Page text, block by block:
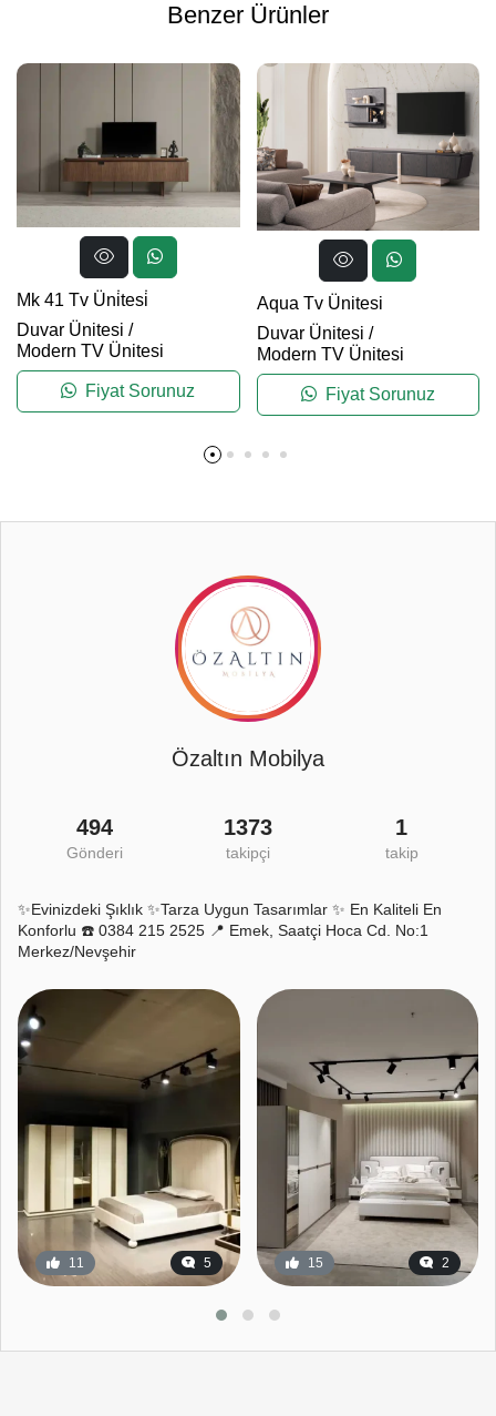
Benzer Ürünler
Mk 41 Tv Üni̇tesi̇
Duvar Ünitesi /
Modern TV Ünitesi
Fiyat Sorunuz
Aqua Tv Ünitesi
Duvar Ünitesi /
Modern TV Ünitesi
Fiyat Sorunuz
Özaltın Mobilya
494
Gönderi
1373
takipçi
1
takip
✨Evinizdeki Şıklık ✨Tarza Uygun Tasarımlar ✨ En Kaliteli En
Konforlu ☎️ 0384 215 2525 📍 Emek, Saatçi Hoca Cd. No:1
Merkez/Nevşehir
11 5 15 2